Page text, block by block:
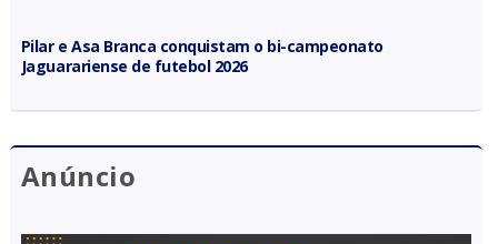
Pilar e Asa Branca conquistam o bi-campeonato
Jaguarariense de futebol 2026
Anúncio